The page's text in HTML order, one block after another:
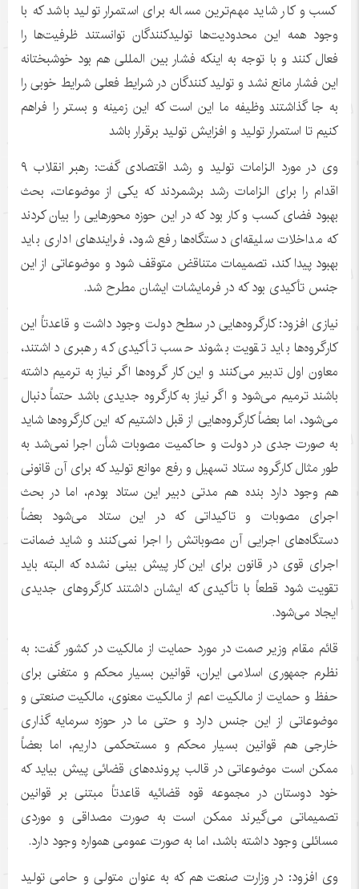
کسب و کار شاید مهم‌ترین مساله برای استمرار تولید باشد که با
وجود همه این محدودیت‌ها تولیدکنندگان توانستند ظرفیت‌ها را
فعال کنند و با توجه به اینکه فشار بین المللیهم بود خوشبختانه
این فشار مانع نشد و تولید کنندگان در شرایط فعلی شرایط خوبی را
به جا گذاشتند وظیفه ما این است که این زمینه و بستر را فراهم
کنیم تا استمرار تولید و افزایش تولید برقرار باشد
وی در مورد الزامات تولید و رشد اقتصادی گفت: رهبر انقلاب ۹
اقدام را برای الزامات رشد برشمردند که یکی از موضوعات، بحث
بهبود فضای کسب و کار بود که در این حوزه محورهایی را بیان کردند
که مداخلات سلیقه‌ای دستگاه‌ها رفع شود، فرایندهای اداری باید
بهبود پیدا کند، تصمیمات متناقض متوقف شود و موضوعاتی از این
جنس تأکیدی بود که در فرمایشات ایشان مطرح شد.
نیازی افزود: کارگروه‌هایی در سطح دولت وجود داشت و قاعدتاً این
کارگروه‌ها باید تقویت بشوند حسب تأکیدی که رهبری داشتند،
معاون اول تدبیر می‌کنند و این کار گروه‌ها اگر نیاز به ترمیم داشته
باشند ترمیم می‌شود و اگر نیاز به کارگروه جدیدی باشد حتماً دنبال
می‌شود، اما بعضاً کارگروه‌هایی از قبل داشتیم که این کارگروه‌ها شاید
به صورت جدی در دولت و حاکمیت مصوبات شأن اجرا نمی‌شد به
طور مثال کارگروه ستاد تسهیل و رفع موانع تولید که برای آن قانونی
هم وجود دارد بنده هم مدتی دبیر این ستاد بودم، اما در بحث
اجرای مصوبات و تاکیداتی که در این ستاد می‌شود بعضاً
دستگاه‌های اجرایی آن مصوباتش را اجرا نمی‌کنند و شاید ضمانت
اجرای قوی در قانون برای این کار پیش بینی نشده که البته باید
تقویت شود قطعاً با تأکیدی که ایشان داشتندکارگروهای جدیدی
ایجاد می‌شود.
قائم مقام وزیر صمتدر مورد حمایت از مالکیت در کشور گفت: به
نظرم جمهوری اسلامی ایران، قوانین بسیار محکم و متغنی برای
حفظ و حمایت از مالکیت اعم از مالکیت معنوی، مالکیت صنعتی و
موضوعاتی از این جنس دارد و حتی ما در حوزه سرمایه گذاری
خارجی هم قوانین بسیار محکم و مستحکمی داریم، اما بعضاً
ممکن است موضوعاتی در قالب پرونده‌های قضائی پیش بیاید که
خود دوستان در مجموعه قوه قضائیه قاعدتاً مبتنی بر قوانین
تصمیماتی می‌گیرند ممکن است به صورت مصداقی و موردی
مسائلی وجود داشته باشد، اما به صورت عمومی همواره وجود دارد.
وی افزود: در وزارت صنعت هم که به عنوان متولی و حامی تولید